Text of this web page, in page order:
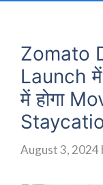
Zomato
Launch
में होगा
August 3, 2024